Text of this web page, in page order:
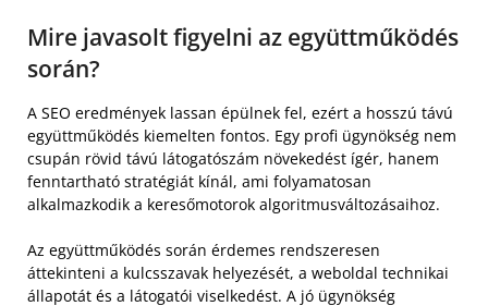
Mire javasolt figyelni az együttműködés
során?
A SEO eredmények lassan épülnek fel, ezért a hosszú távú
együttműködés kiemelten fontos. Egy profi ügynökség nem
csupán rövid távú látogatószám növekedést ígér, hanem
fenntartható stratégiát kínál, ami folyamatosan
alkalmazkodik a keresőmotorok algoritmusváltozásaihoz.
Az együttműködés során érdemes rendszeresen
áttekinteni a kulcsszavak helyezését, a weboldal technikai
állapotát és a látogatói viselkedést. A jó ügynökség